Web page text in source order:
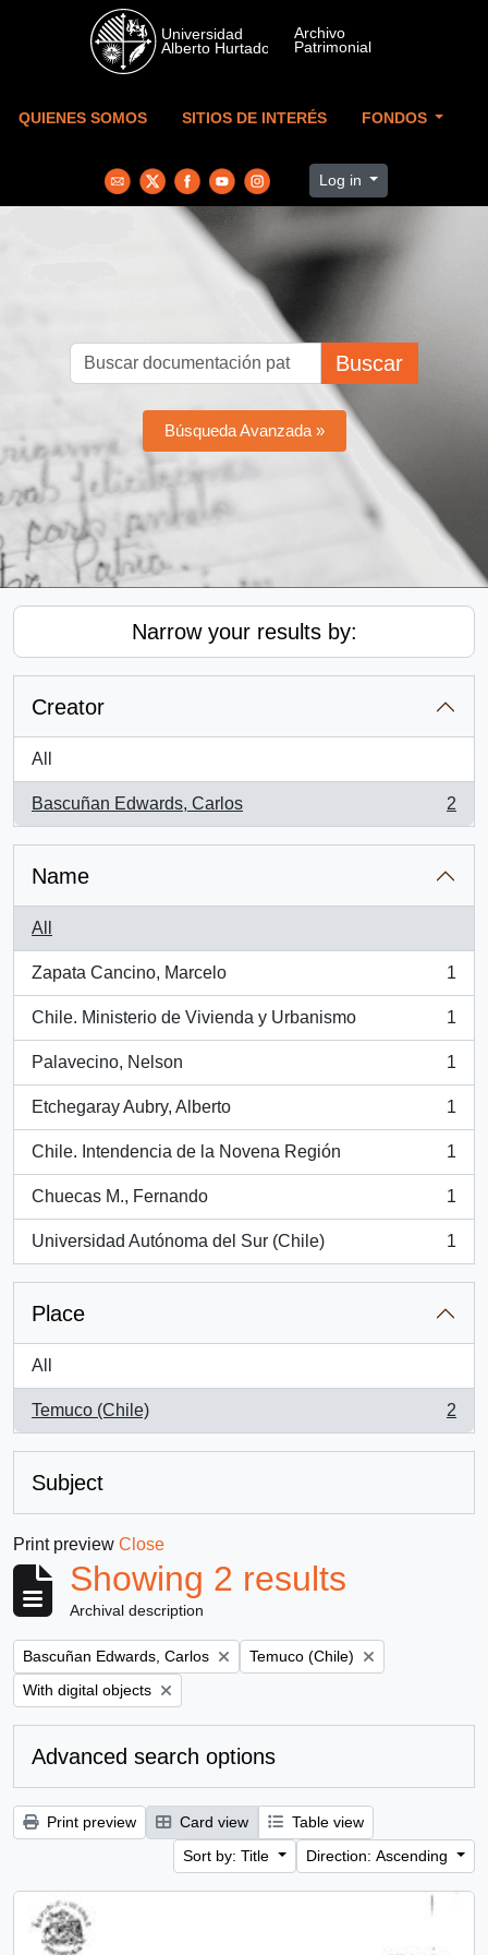
Skip to main content
QUIENES SOMOS SITIOS DE INTERÉS FONDOS
Log in
Buscar
Búsqueda Avanzada »
Narrow your results by:
Creator
All
Bascuñan Edwards, Carlos
, 2 results
2
Name
All
Zapata Cancino, Marcelo
, 1 results
1
Chile. Ministerio de Vivienda y Urbanismo
, 1 results
1
Palavecino, Nelson
, 1 results
1
Etchegaray Aubry, Alberto
, 1 results
1
Chile. Intendencia de la Novena Región
, 1 results
1
Chuecas M., Fernando
, 1 results
1
Universidad Autónoma del Sur (Chile)
, 1 results
1
Place
All
Temuco (Chile)
, 2 results
2
Subject
Print preview Close
Showing 2 results
Archival description
Remove filter:
Bascuñan Edwards, Carlos Remove filter:
Temuco (Chile)
Remove filter:
With digital objects
Advanced search options
Print preview Card view
Table view
Sort by: Title
Direction: Ascending